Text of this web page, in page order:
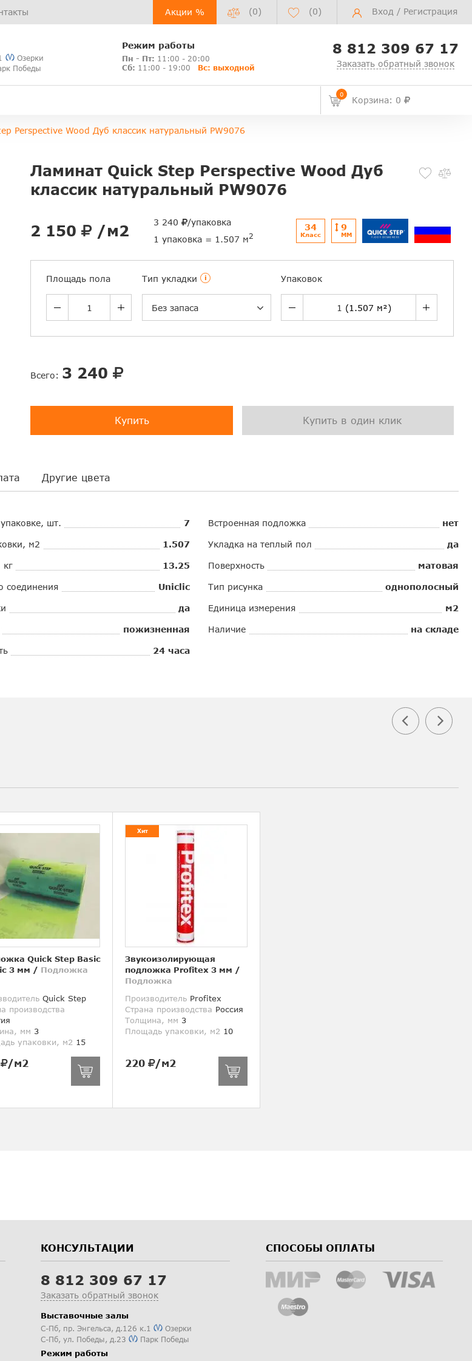
Акции % (0) (0) Вход / Регистрация
Озерки
Победы
Режим работы
Пн - Пт: 11:00 - 20:00
Сб: 11:00 - 19:00 Вс: выходной
8 812 309 67 17
Заказать обратный звонок
0
Корзина: 0
Perspective Wood Дуб классик натуральный PW9076
Ламинат Quick Step Perspective Wood Дуб
классик натуральный PW9076
2 150 /м2 3 240
/упаковка
1 упаковка = 1.507 м2
34
Класс
9
ММ
Площадь пола Тип укладки i
Без запаса
Упаковок
Всего: 3 240
Купить Купить в один клик
Другие цвета
шт. 7
м2 1.507
кг 13.25
соединения Uniclic
да
пожизненная
24 часа
Встроенная подложка нет
Укладка на теплый пол да
Поверхность матовая
Тип рисунка однополосный
Единица измерения м2
Наличие на складе
Quick Step Basic
3 мм / Подложка
Quick Step
производства
мм 3
упаковки, м2 15
/м2
Хит
Звукоизолирующая
подложка Profitex 3 мм /
Подложка
Производитель Profitex
Страна производства Россия
Толщина, мм 3
Площадь упаковки, м2 10
220 /м2
КОНСУЛЬТАЦИИ
8 812 309 67 17
Заказать обратный звонок
Выставочные залы
С-Пб, пр. Энгельса, д.126 к.1
Озерки
С-Пб, ул. Победы, д.23 Парк Победы
Режим работы
СПОСОБЫ ОПЛАТЫ